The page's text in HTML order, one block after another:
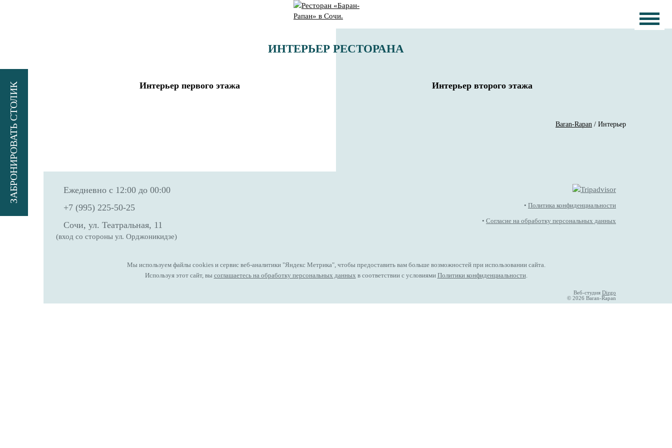
ИНТЕРЬЕР РЕСТОРАНА
Интерьер первого этажа Интерьер второго этажа
Baran-Rapan / Интерьер
ЗАБРОНИРОВАТЬ СТОЛИК
Ежедневно с 12:00 до 00:00
+7 (995) 225-50-25
Сочи, ул. Театральная, 11
(вход со стороны ул. Орджоникидзе)
• Политика конфиденциальности
• Согласие на обработку персональных данных
Мы используем файлы cookies и сервис веб-аналитики "Яндекс Метрика", чтобы предоставить вам больше возможностей при использовании сайта.
Используя этот сайт, вы соглашаетесь на обработку персональных данных в соответствии с условиями Политики конфиденциальности.
Веб-студия Dizgo
© 2026 Baran-Rapan